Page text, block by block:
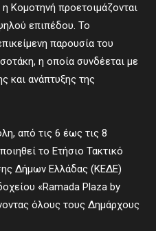
Κομοτηνή προετοιμάζονται
επιπέδου. Το
παρουσία του
η οποία συνδέεται με
και ανάπτυξης της
από τις 6 έως τις 8
το Ετήσιο Τακτικό
Δήμων Ελλάδας (ΚΕΔΕ)
«Ramada Plaza by
όλους τους Δημάρχους